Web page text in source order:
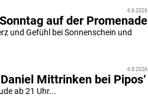
6.8.2026
auf der Promenade
und Gefühl bei Sonnenschein und
6.8.2026
Mittrinken bei Pipos‘
ab 21 Uhr...